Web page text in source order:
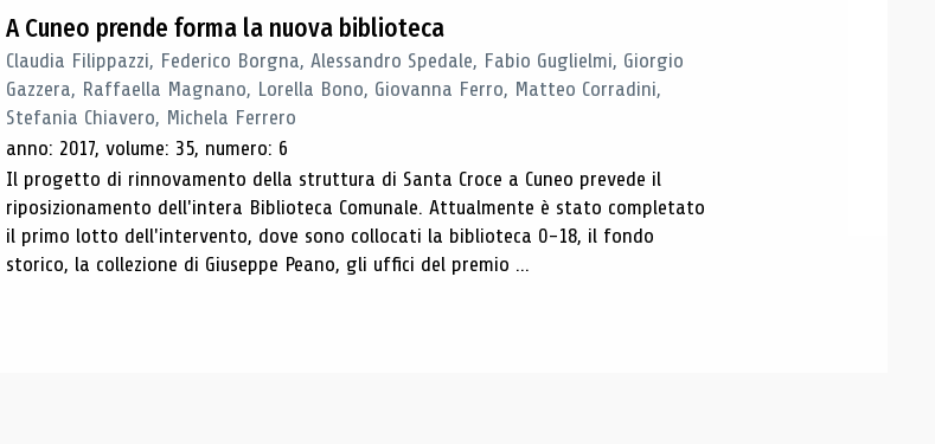
A Cuneo prende forma la nuova biblioteca
Claudia Filippazzi, Federico Borgna, Alessandro Spedale, Fabio Guglielmi, Giorgio
Gazzera, Raffaella Magnano, Lorella Bono, Giovanna Ferro, Matteo Corradini,
Stefania Chiavero, Michela Ferrero
anno: 2017, volume: 35, numero: 6
Il progetto di rinnovamento della struttura di Santa Croce a Cuneo prevede il
riposizionamento dell'intera Biblioteca Comunale. Attualmente è stato completato
il primo lotto dell'intervento, dove sono collocati la biblioteca 0-18, il fondo
storico, la collezione di Giuseppe Peano, gli uffici del premio ...